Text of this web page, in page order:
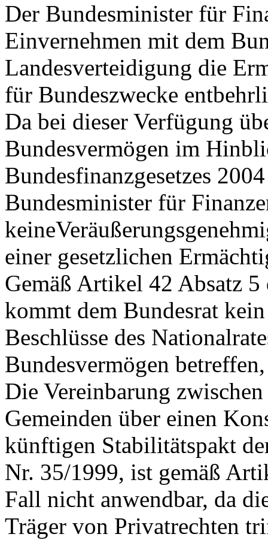
Der Bundesminister für
Einvernehmen mit dem
Landesverteidigung die
für Bundeszwecke
Da bei dieser Verfügung
Bundesvermögen im
Bundesfinanzgesetzes
Bundesminister für
einer gesetzlichen
Gemäß Artikel 42 Absatz 5
kommt dem Bundesrat
Beschlüsse des
Bundesvermögen
Die Vereinbarung
Gemeinden über einen
künftigen Stabilitätspakt
Nr. 35/1999, ist gemäß
Fall nicht anwendbar, da
Träger von Privatrechten